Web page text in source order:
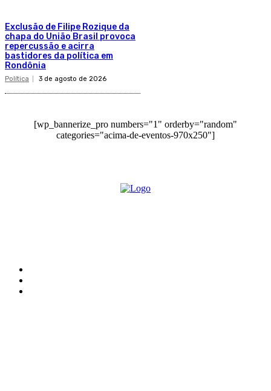
Exclusão de Filipe Rozique da
chapa do União Brasil provoca
repercussão e acirra
bastidores da política em
Rondônia
Política 3 de agosto de 2026
[wp_bannerize_pro numbers="1" orderby="random"
categories="acima-de-eventos-970x250"]